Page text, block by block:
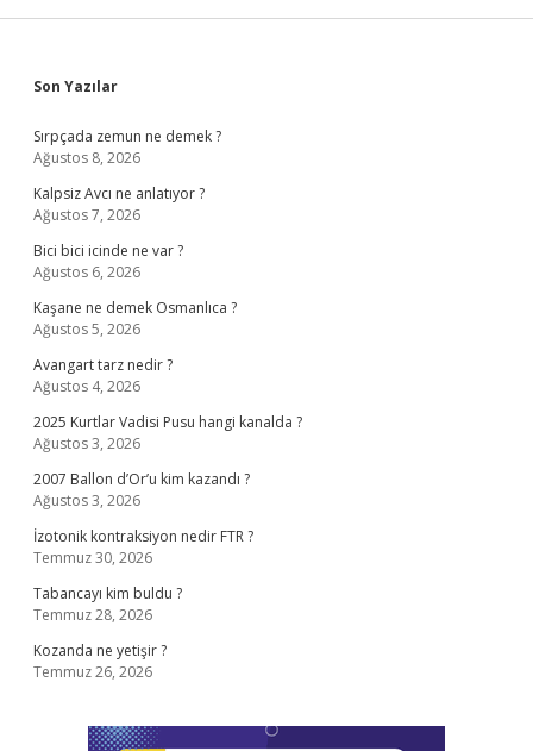
Sidebar
Son Yazılar
Sırpçada zemun ne demek ?
Ağustos 8, 2026
Kalpsiz Avcı ne anlatıyor ?
Ağustos 7, 2026
Bici bici icinde ne var ?
Ağustos 6, 2026
Kaşane ne demek Osmanlıca ?
Ağustos 5, 2026
Avangart tarz nedir ?
Ağustos 4, 2026
2025 Kurtlar Vadisi Pusu hangi kanalda ?
Ağustos 3, 2026
2007 Ballon d’Or’u kim kazandı ?
Ağustos 3, 2026
İzotonik kontraksiyon nedir FTR ?
Temmuz 30, 2026
Tabancayı kim buldu ?
Temmuz 28, 2026
Kozanda ne yetişir ?
Temmuz 26, 2026